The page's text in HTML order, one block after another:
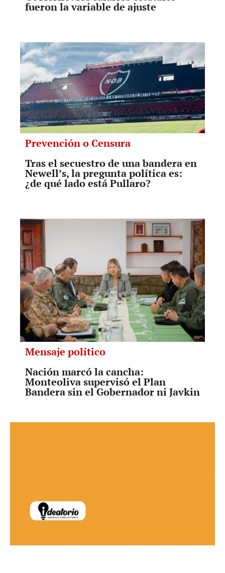
fueron la variable de ajuste
Prevención o Censura
Tras el secuestro de una bandera en
Newell’s, la pregunta política es:
¿de qué lado está Pullaro?
Mensaje político
Nación marcó la cancha:
Monteoliva supervisó el Plan
Bandera sin el Gobernador ni Javkin